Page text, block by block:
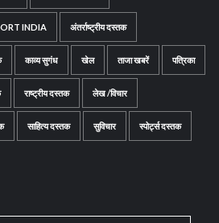
INDIA अंतर्राष्ट्रीय दस्तक
काव्य सुगंध खेल ताजा खबरें पत्रिका
राष्ट्रीय दस्तक लेख /विचार
साहित्य दस्तक सुविचार स्पोर्ट्स दस्तक